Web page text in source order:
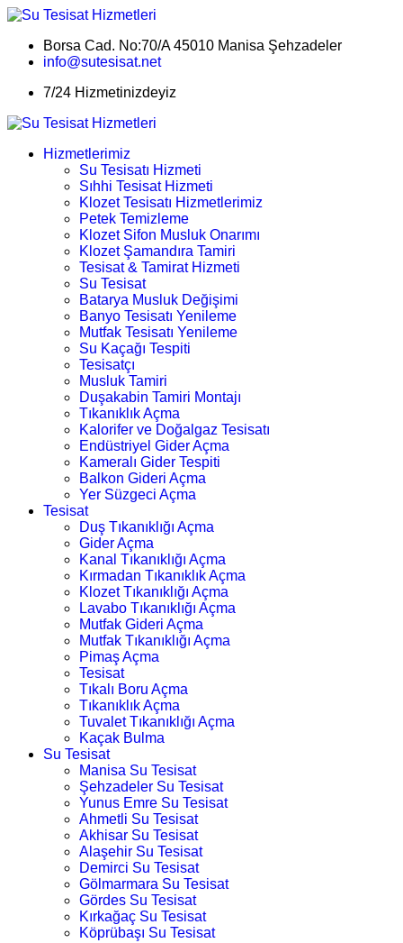
Borsa Cad. No:70/A 45010 Manisa Şehzadeler
info@sutesisat.net
7/24 Hizmetinizdeyiz
Hizmetlerimiz
Su Tesisatı Hizmeti
Sıhhi Tesisat Hizmeti
Klozet Tesisatı Hizmetlerimiz
Petek Temizleme
Klozet Sifon Musluk Onarımı
Klozet Şamandıra Tamiri
Tesisat & Tamirat Hizmeti
Su Tesisat
Batarya Musluk Değişimi
Banyo Tesisatı Yenileme
Mutfak Tesisatı Yenileme
Su Kaçağı Tespiti
Tesisatçı
Musluk Tamiri
Duşakabin Tamiri Montajı
Tıkanıklık Açma
Kalorifer ve Doğalgaz Tesisatı
Endüstriyel Gider Açma
Kameralı Gider Tespiti
Balkon Gideri Açma
Yer Süzgeci Açma
Tesisat
Duş Tıkanıklığı Açma
Gider Açma
Kanal Tıkanıklığı Açma
Kırmadan Tıkanıklık Açma
Klozet Tıkanıklığı Açma
Lavabo Tıkanıklığı Açma
Mutfak Gideri Açma
Mutfak Tıkanıklığı Açma
Pimaş Açma
Tesisat
Tıkalı Boru Açma
Tıkanıklık Açma
Tuvalet Tıkanıklığı Açma
Kaçak Bulma
Su Tesisat
Manisa Su Tesisat
Şehzadeler Su Tesisat
Yunus Emre Su Tesisat
Ahmetli Su Tesisat
Akhisar Su Tesisat
Alaşehir Su Tesisat
Demirci Su Tesisat
Gölmarmara Su Tesisat
Gördes Su Tesisat
Kırkağaç Su Tesisat
Köprübaşı Su Tesisat